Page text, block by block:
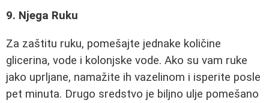
9. Njega Ruku
Za zaštitu ruku, pomešajte jednake količine
glicerina, vode i kolonjske vode. Ako su vam ruke
jako uprljane, namažite ih vazelinom i isperite posle
pet minuta. Drugo sredstvo je biljno ulje pomešano